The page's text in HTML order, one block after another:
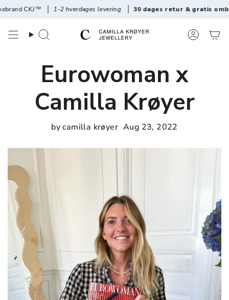
Videre 1-2 hverdages levering 30 dages retur & gratis ombytning
Søg Konto
Eurowoman x
Camilla Krøyer
by camilla krøyer Aug 23, 2022